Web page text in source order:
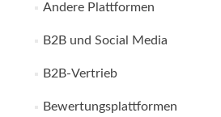
Andere Plattformen
B2B und Social Media
B2B-Vertrieb
Bewertungsplattformen